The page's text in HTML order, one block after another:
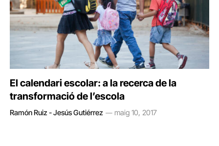
El calendari escolar: a la recerca de la
transformació de l’escola
Ramón Ruiz - Jesús Gutiérrez maig 10, 2017